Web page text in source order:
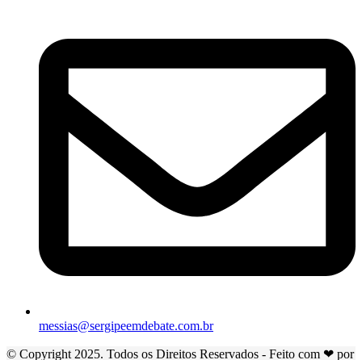
messias@sergipeemdebate.com.br
© Copyright 2025. Todos os Direitos Reservados - Feito com ❤ por